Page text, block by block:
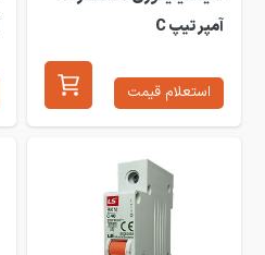
آمپر تیپ C
استعلام قیمت